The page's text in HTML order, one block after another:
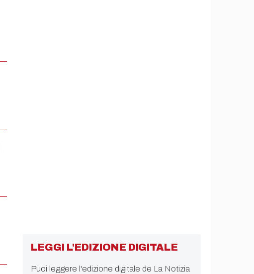
LEGGI L'EDIZIONE DIGITALE
Puoi leggere l'edizione digitale de La Notizia